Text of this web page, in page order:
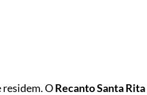
residem. ORecanto Santa Rita